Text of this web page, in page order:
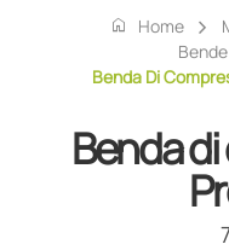
home Home
Benda Di
Benda